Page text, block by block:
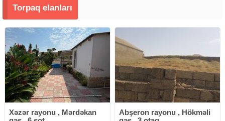
Torpaq elanları
Xəzər rayonu , Mərdəkan
Abşeron rayonu , Hökməli